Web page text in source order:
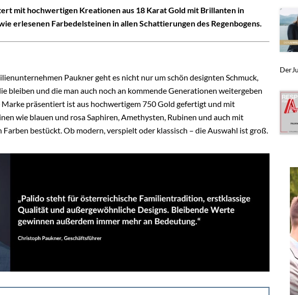
mit hochwertigen Kreationen aus 18 Karat Gold mit Brillanten in
erlesenen Farbedelsteinen in allen Schattierungen des Regenbogens.
Paukner geht es nicht nur um schön designten Schmuck,
bleiben und die man auch noch an kommende Generationen weitergeben
Marke präsentiert ist aus hochwertigem 750 Gold gefertigt und mit
wie blauen und rosa Saphiren, Amethysten, Rubinen und auch mit
bestückt. Ob modern, verspielt oder klassisch – die Auswahl ist groß.